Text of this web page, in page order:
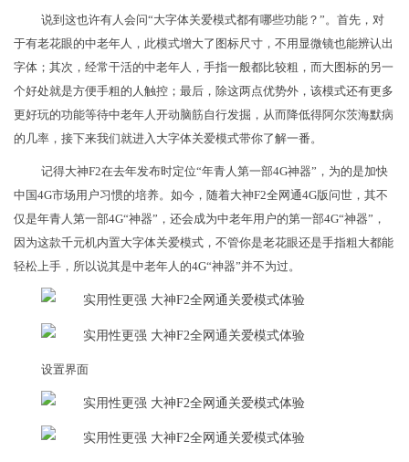
说到这也许有人会问“大字体关爱模式都有哪些功能？”。首先，对
于有老花眼的中老年人，此模式增大了图标尺寸，不用显微镜也能辨认出
字体；其次，经常干活的中老年人，手指一般都比较粗，而大图标的另一
个好处就是方便手粗的人触控；最后，除这两点优势外，该模式还有更多
更好玩的功能等待中老年人开动脑筋自行发掘，从而降低得阿尔茨海默病
的几率，接下来我们就进入大字体关爱模式带你了解一番。
记得大神F2在去年发布时定位“年青人第一部4G神器”，为的是加快
中国4G市场用户习惯的培养。如今，随着大神F2全网通4G版问世，其不
仅是年青人第一部4G“神器”，还会成为中老年用户的第一部4G“神器”，
因为这款千元机内置大字体关爱模式，不管你是老花眼还是手指粗大都能
轻松上手，所以说其是中老年人的4G“神器”并不为过。
设置界面